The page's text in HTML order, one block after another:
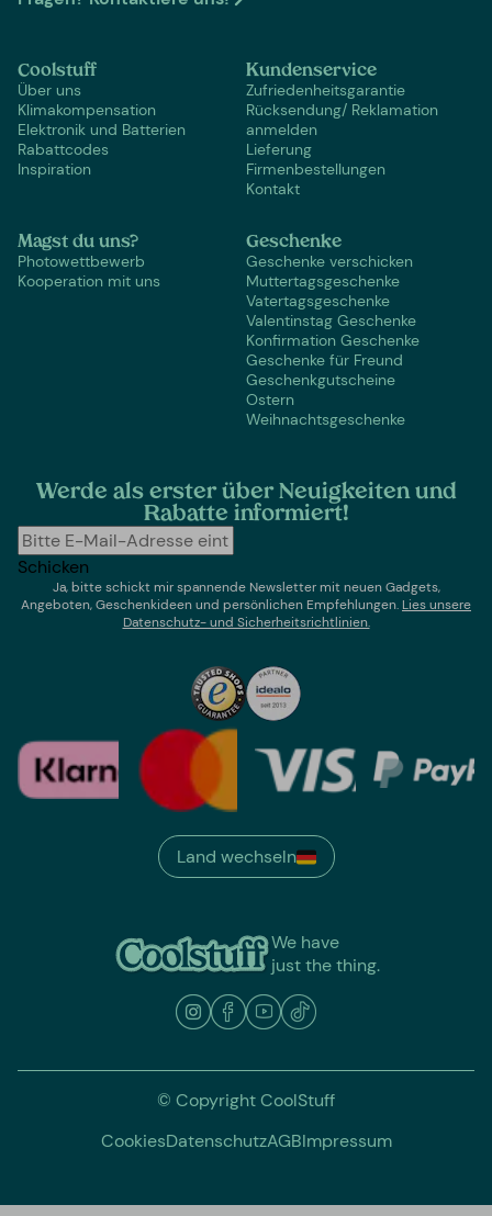
Coolstuff
Über uns
Klimakompensation
Elektronik und Batterien
Rabattcodes
Inspiration
Kundenservice
Zufriedenheitsgarantie
Rücksendung/ Reklamation
anmelden
Lieferung
Firmenbestellungen
Kontakt
Magst du uns?
Photowettbewerb
Kooperation mit uns
Geschenke
Geschenke verschicken
Muttertagsgeschenke
Vatertagsgeschenke
Valentinstag Geschenke
Konfirmation Geschenke
Geschenke für Freund
Geschenkgutscheine
Ostern
Weihnachtsgeschenke
Werde als erster über Neuigkeiten und
Rabatte informiert!
Schicken
Ja, bitte schickt mir spannende Newsletter mit neuen Gadgets,
Angeboten, Geschenkideen und persönlichen Empfehlungen. Lies unsere
Datenschutz- und Sicherheitsrichtlinien.
We have
just the thing.
Land wechseln
© Copyright CoolStuff
CookiesDatenschutzAGBImpressum